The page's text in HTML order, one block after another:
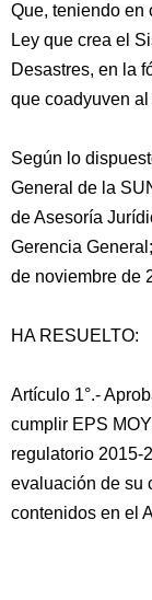
Que, teniendo en
Ley que crea el
Desastres, en la
que coadyuven
Según lo
General de la
de Asesoría
Gerencia
de noviembre de
HA RESUELTO:
Artículo 1°.-
cumplir EPS
regulatorio 2015-
evaluación de su
contenidos en el